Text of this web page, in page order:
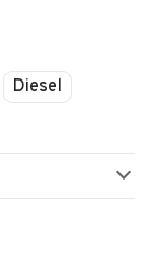
Diesel